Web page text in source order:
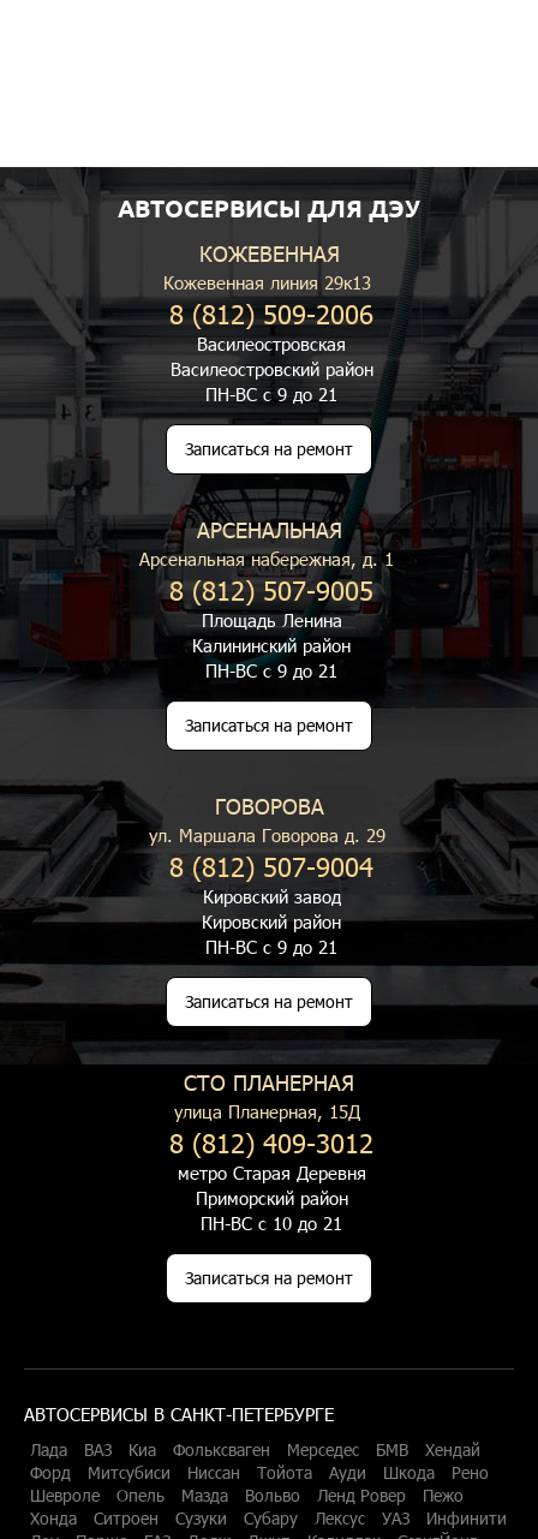
АВТОСЕРВИСЫ ДЛЯ ДЭУ
КОЖЕВЕННАЯ
Кожевенная линия 29к13
8 (812) 509-2006
Василеостровская
Василеостровский район
ПН-ВС с 9 до 21
Записаться на ремонт
АРСЕНАЛЬНАЯ
Арсенальная набережная, д. 1
8 (812) 507-9005
Площадь Ленина
Калининский район
ПН-ВС с 9 до 21
Записаться на ремонт
ГОВОРОВА
ул. Маршала Говорова д. 29
8 (812) 507-9004
Кировский завод
Кировский район
ПН-ВС с 9 до 21
Записаться на ремонт
СТО ПЛАНЕРНАЯ
улица Планерная, 15Д
8 (812) 409-3012
метро Старая Деревня
Приморский район
ПН-ВС с 10 до 21
Записаться на ремонт
АВТОСЕРВИСЫ В САНКТ-ПЕТЕРБУРГЕ
Лада ВАЗ Киа Фольксваген Мерседес БМВ
Хендай
Форд
Митсубиси Ниссан Тойота Ауди Шкода
Рено
Шевроле
Опель Мазда Вольво Ленд Ровер
Пежо
Хонда
Ситроен Сузуки Субару Лексус УАЗ
Инфинити